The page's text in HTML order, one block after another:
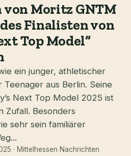
von Moritz GNTM
Finalisten von
Top Model“
ein junger, athletischer
aus Berlin. Seine
Next Top Model 2025 ist
Zufall. Besonders
sehr sein familiärer
· Mittelhessen Nachrichten